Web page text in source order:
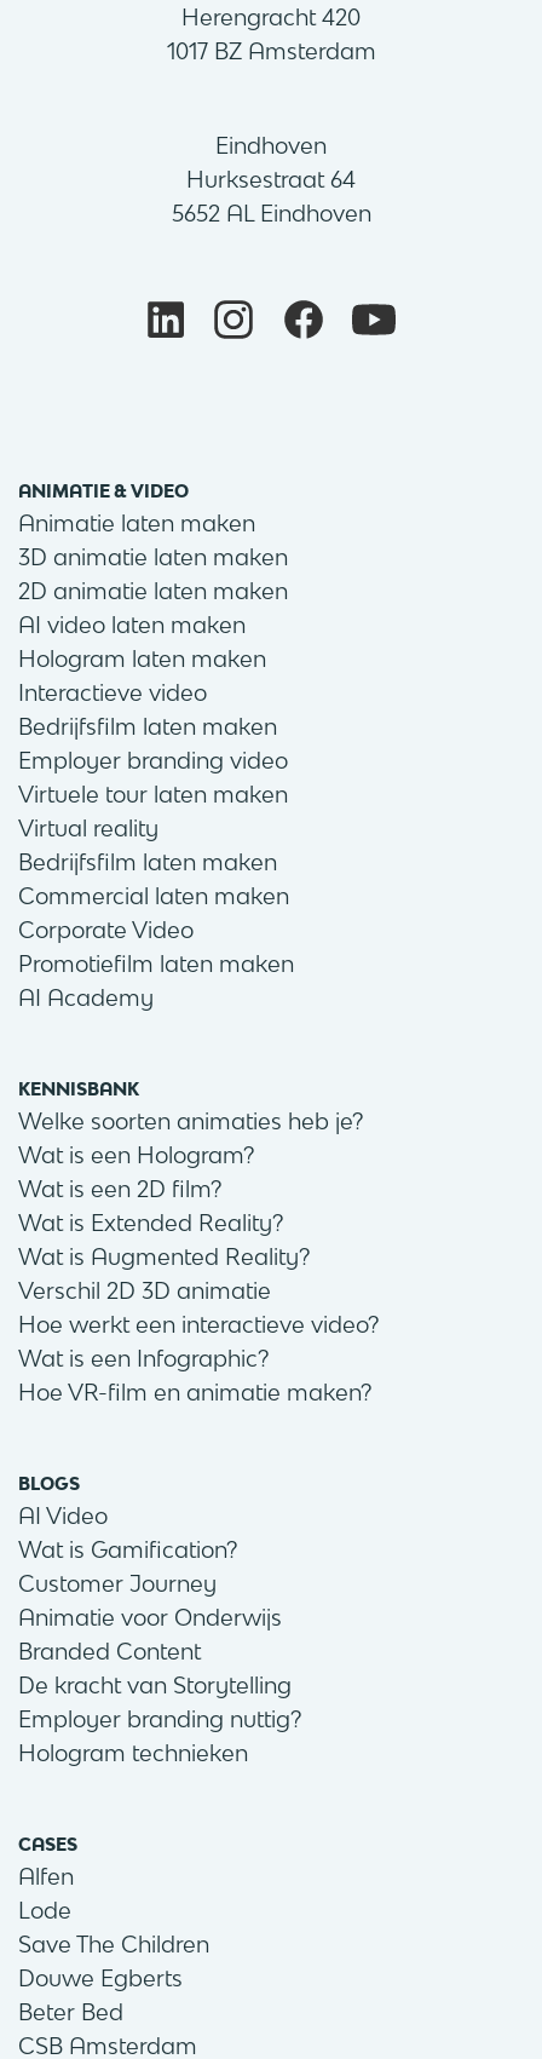
Herengracht 420
1017 BZ Amsterdam
Eindhoven
Hurksestraat 64
5652 AL Eindhoven
ANIMATIE & VIDEO
Animatie laten maken
3D animatie laten maken
2D animatie laten maken
AI video laten maken
Hologram laten maken
Interactieve video
Bedrijfsfilm laten maken
Employer branding video
Virtuele tour laten maken
Virtual reality
Bedrijfsfilm laten maken
Commercial laten maken
Corporate Video
Promotiefilm laten maken
AI Academy
KENNISBANK
Welke soorten animaties heb je?
Wat is een Hologram?
Wat is een 2D film?
Wat is Extended Reality?
Wat is Augmented Reality?
Verschil 2D 3D animatie
Hoe werkt een interactieve video?
Wat is een Infographic?
Hoe VR-film en animatie maken?
BLOGS
AI Video
Wat is Gamification?
Customer Journey
Animatie voor Onderwijs
Branded Content
De kracht van Storytelling
Employer branding nuttig?
Hologram technieken
CASES
Alfen
Lode
Save The Children
Douwe Egberts
Beter Bed
CSB Amsterdam